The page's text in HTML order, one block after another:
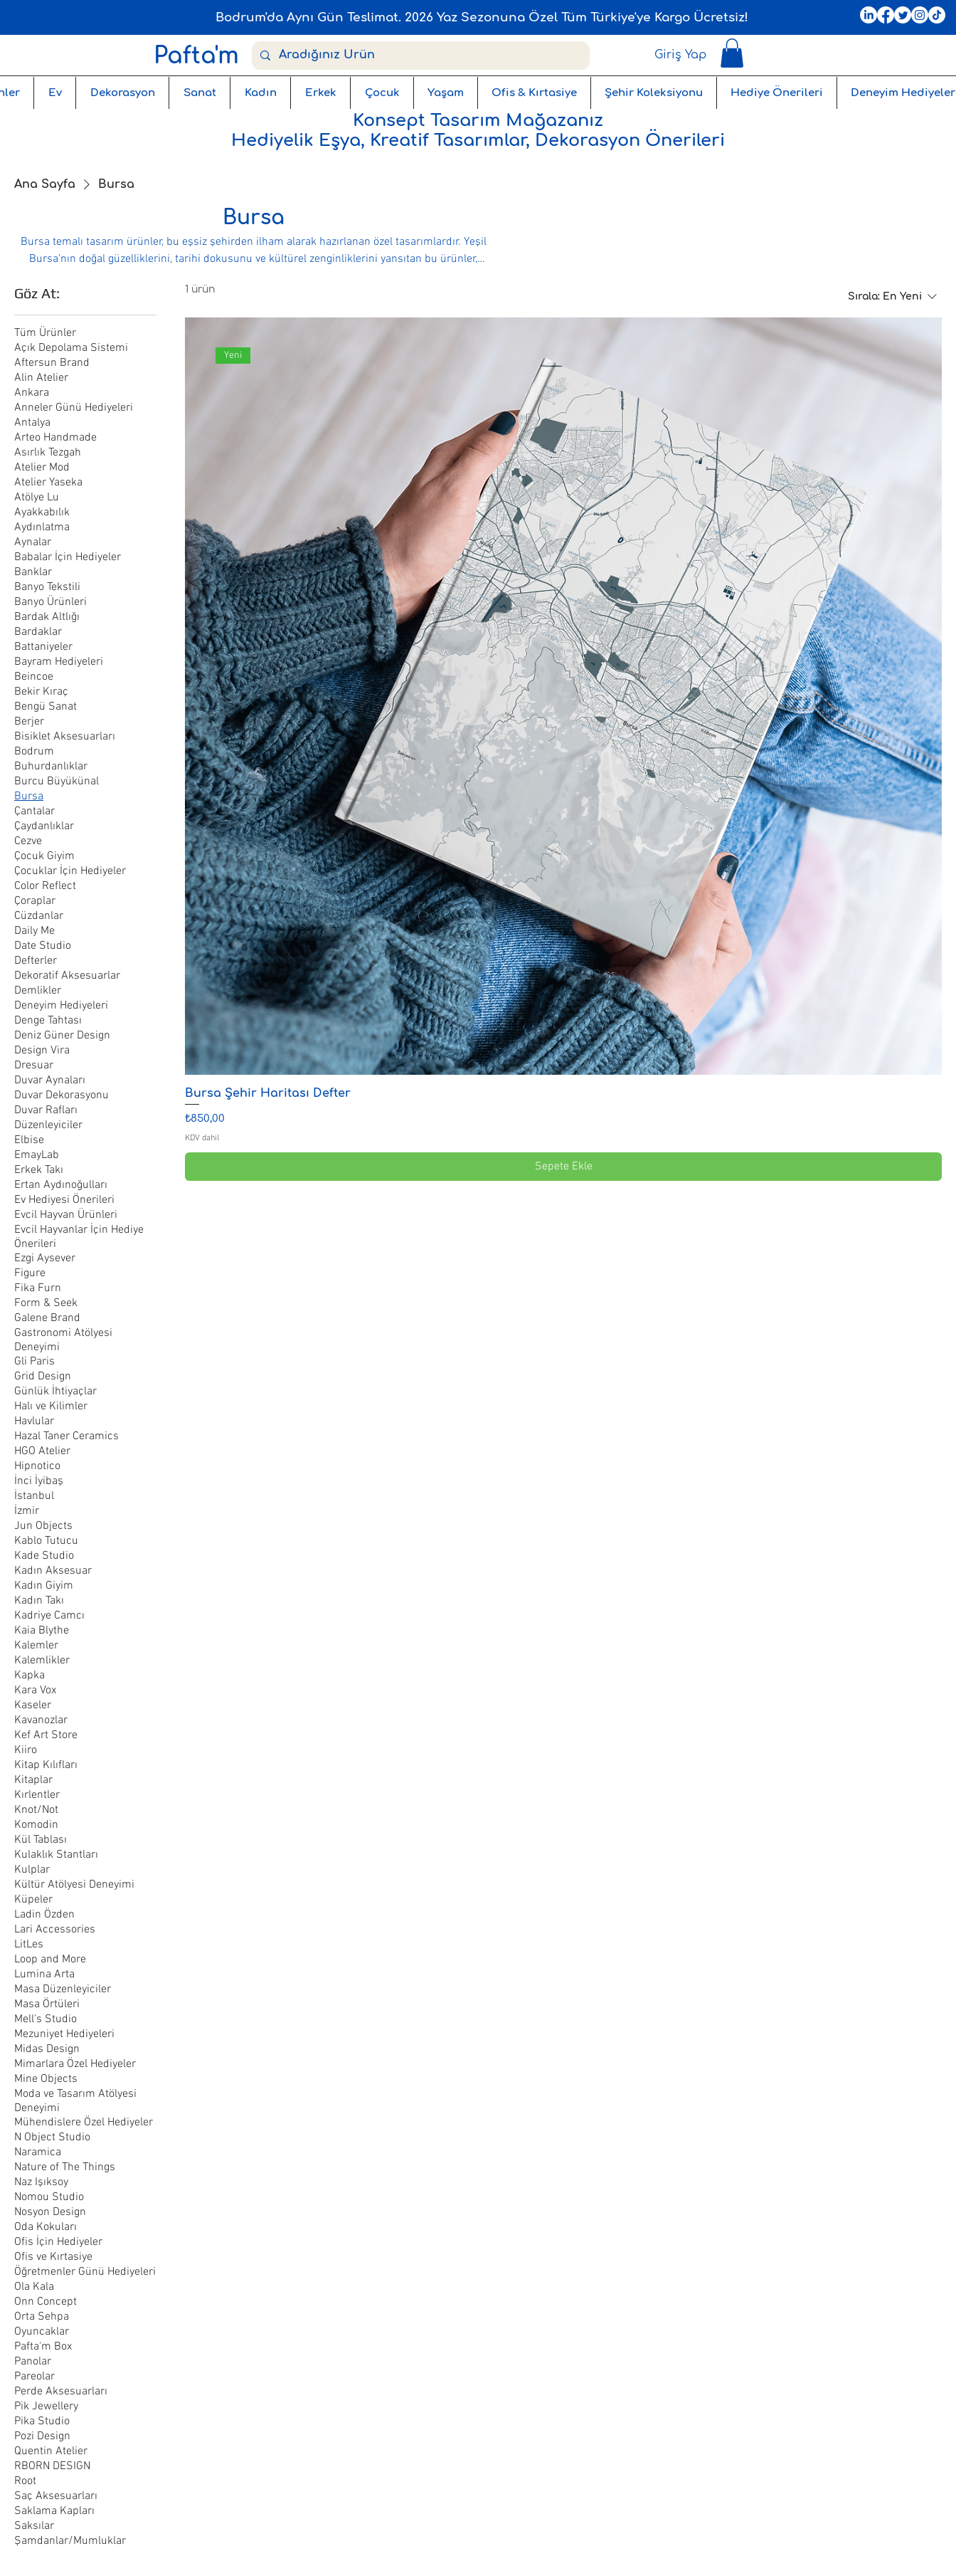
Bodrum'da Aynı Gün Teslimat. 2026 Yaz Sezonuna Özel Tüm Türkiye'ye Kargo Ücretsiz!
Pafta'm Giriş Yap
Ev Dekorasyon Sanat Kadın Erkek Çocuk Yaşam Ofis & Kırtasiye Şehir Koleksiyonu Hediye Önerileri Deneyim
Konsept Tasarım Mağazanız
Hediyelik Eşya, Kreatif Tasarımlar, Dekorasyon Önerileri
Ana Sayfa Bursa
Bursa
Bursa temalı tasarım ürünler, bu eşsiz şehirden ilham alarak hazırlanan özel tasarımlardır. Yeşil
Bursa’nın doğal güzelliklerini, tarihi dokusunu ve kültürel zenginliklerini yansıtan bu ürünler,
geniş bir yelpazede sunulan tasarımlar, hem şehir tutkunları hem de nostalji arayanlar için
Göz At:
Tüm Ürünler
Açık Depolama Sistemi
Aftersun Brand
Alin Atelier
Ankara
Anneler Günü Hediyeleri
Antalya
Arteo Handmade
Asırlık Tezgah
Atelier Mod
Atelier Yaseka
Atölye Lu
Ayakkabılık
Aydınlatma
Aynalar
Babalar İçin Hediyeler
Banklar
Banyo Tekstili
Banyo Ürünleri
Bardak Altlığı
Bardaklar
Battaniyeler
Bayram Hediyeleri
Beincoe
Bekir Kıraç
Bengü Sanat
Berjer
Bisiklet Aksesuarları
Bodrum
Buhurdanlıklar
Burcu Büyükünal
Bursa
Çantalar
Çaydanlıklar
Cezve
Çocuk Giyim
Çocuklar İçin Hediyeler
Color Reflect
Çoraplar
Cüzdanlar
Daily Me
Date Studio
Defterler
Dekoratif Aksesuarlar
Demlikler
Deneyim Hediyeleri
Denge Tahtası
Deniz Güner Design
Design Vira
Dresuar
Duvar Aynaları
Duvar Dekorasyonu
Duvar Rafları
Düzenleyiciler
Elbise
EmayLab
Erkek Takı
Ertan Aydınoğulları
Ev Hediyesi Önerileri
Evcil Hayvan Ürünleri
Evcil Hayvanlar İçin Hediye
Önerileri
Ezgi Aysever
Figure
Fika Furn
Form & Seek
Galene Brand
Gastronomi Atölyesi
Deneyimi
Gli Paris
Grid Design
Günlük İhtiyaçlar
Halı ve Kilimler
Havlular
Hazal Taner Ceramics
HGO Atelier
Hipnotico
İnci İyibaş
İstanbul
İzmir
Jun Objects
Kablo Tutucu
Kade Studio
Kadın Aksesuar
Kadın Giyim
Kadın Takı
Kadriye Camcı
Kaia Blythe
Kalemler
Kalemlikler
Kapka
Kara Vox
Kaseler
Kavanozlar
Kef Art Store
Kiiro
Kitap Kılıfları
Kitaplar
Kırlentler
Knot/Not
Komodin
Kül Tablası
Kulaklık Stantları
Kulplar
Kültür Atölyesi Deneyimi
Küpeler
Ladin Özden
Lari Accessories
LitLes
Loop and More
Lumina Arta
Masa Düzenleyiciler
Masa Örtüleri
Mell's Studio
Mezuniyet Hediyeleri
Midas Design
Mimarlara Özel Hediyeler
Mine Objects
Moda ve Tasarım Atölyesi
Deneyimi
Mühendislere Özel Hediyeler
N Object Studio
Naramica
Nature of The Things
Naz Işıksoy
Nomou Studio
Nosyon Design
Oda Kokuları
Ofis İçin Hediyeler
Ofis ve Kırtasiye
Öğretmenler Günü Hediyeleri
Ola Kala
Onn Concept
Orta Sehpa
Oyuncaklar
Pafta'm Box
Panolar
Pareolar
Perde Aksesuarları
Pik Jewellery
Pika Studio
Pozi Design
Quentin Atelier
RBORN DESIGN
Root
Saç Aksesuarları
Saklama Kapları
Saksılar
Şamdanlar/Mumluklar
1 ürün
Sırala: En Yeni
Yeni
Bursa Şehir Haritası Defter
Fiyat
₺850,00
KDV dahil
Sepete Ekle